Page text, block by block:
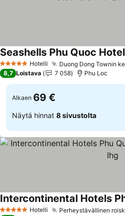
5 Tähtiluokitus
Hotelli Duong Dong Townin
Seashells Phu Quoc
8,7 Loistava 7 058 Phu Loc
Alkaen 69 €
Näytä hinnat 8 sivustolta
5 Tähtiluokitus
Hotelli Perheystävällinen
Katso hinnat